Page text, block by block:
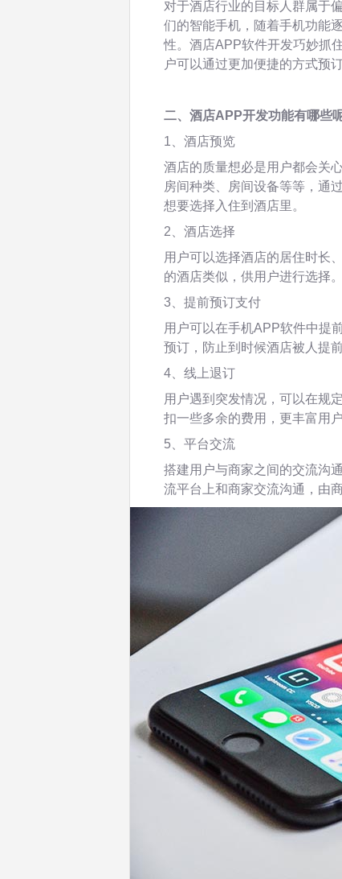
对于酒店行业的目标人群属于
们的智能手机，随着手机功能
性。酒店APP软件开发巧妙抓
户可以通过更加便捷的方式预
二、酒店APP开发功能有哪些
1、酒店预览
酒店的质量想必是用户都会关
房间种类、房间设备等等，通
想要选择入住到酒店里。
2、酒店选择
用户可以选择酒店的居住时长
的酒店类似，供用户进行选择。
3、提前预订支付
用户可以在手机APP软件中提
预订，防止到时候酒店被人提
4、线上退订
用户遇到突发情况，可以在规
扣一些多余的费用，更丰富用户
5、平台交流
搭建用户与商家之间的交流沟
流平台上和商家交流沟通，由